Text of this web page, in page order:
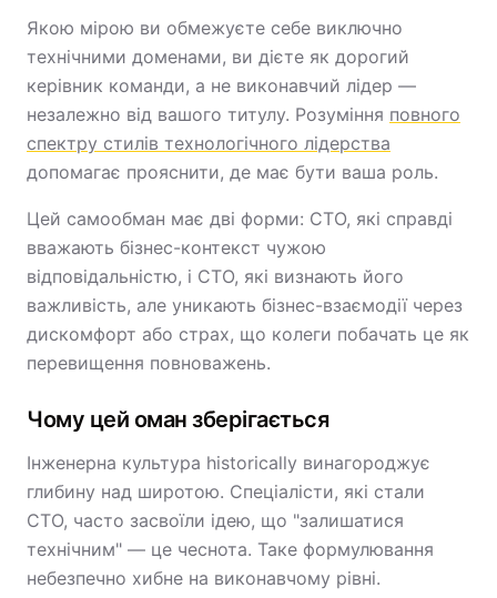
Якою мірою ви обмежуєте себе виключно
технічними доменами, ви дієте як дорогий
керівник команди, а не виконавчий лідер —
незалежно від вашого титулу. Розуміння повного
спектру стилів технологічного лідерства
допомагає прояснити, де має бути ваша роль.
Цей самообман має дві форми: CTO, які справді
вважають бізнес-контекст чужою
відповідальністю, і CTO, які визнають його
важливість, але уникають бізнес-взаємодії через
дискомфорт або страх, що колеги побачать це як
перевищення повноважень.
Чому цей оман зберігається
Інженерна культура historically винагороджує
глибину над широтою. Спеціалісти, які стали
CTO, часто засвоїли ідею, що "залишатися
технічним" — це чеснота. Таке формулювання
небезпечно хибне на виконавчому рівні.